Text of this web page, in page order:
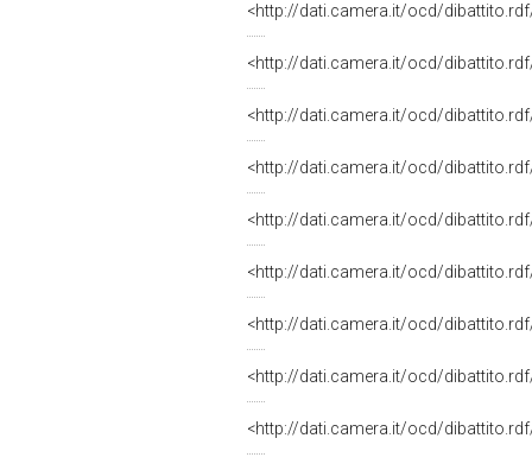
<http://dati.camera.it/ocd/
<http://dati.camera.it/ocd/
<http://dati.camera.it/ocd/
<http://dati.camera.it/ocd/
<http://dati.camera.it/ocd/
<http://dati.camera.it/ocd/
<http://dati.camera.it/ocd/
<http://dati.camera.it/ocd/
<http://dati.camera.it/ocd/